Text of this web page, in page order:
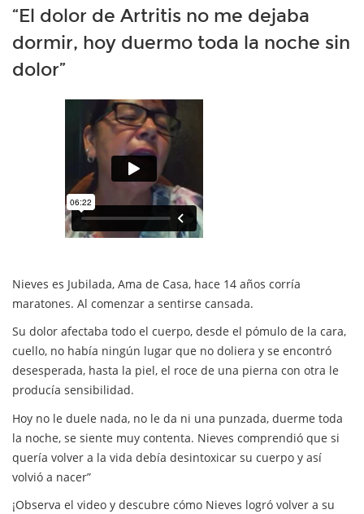
“El dolor de Artritis no me dejaba
dormir, hoy duermo toda la noche sin
dolor”
Nieves es Jubilada, Ama de Casa, hace 14 años corría
maratones. Al comenzar a sentirse cansada.
Su dolor afectaba todo el cuerpo, desde el pómulo de la cara,
cuello, no había ningún lugar que no doliera y se encontró
desesperada, hasta la piel, el roce de una pierna con otra le
producía sensibilidad.
Hoy no le duele nada, no le da ni una punzada, duerme toda
la noche, se siente muy contenta. Nieves comprendió que si
quería volver a la vida debía desintoxicar su cuerpo y así
volvió a nacer”
¡Observa el video y descubre cómo Nieves logró volver a su